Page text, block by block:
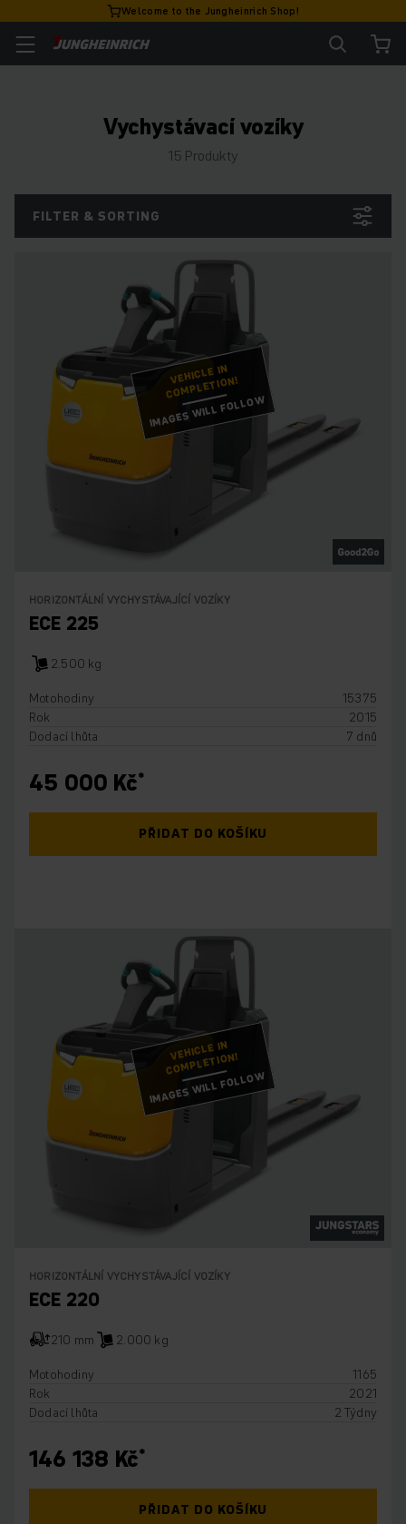
Welcome to the Jungheinrich Shop!
Vychystávací vozíky
15 Produkty
FILTER & SORTING
VEHICLE IN
COMPLETION!
IMAGES WILL FOLLOW
HORIZONTÁLNÍ VYCHYSTÁVAJÍCÍ VOZÍKY
ECE 225
2.500 kg
Motohodiny
15375
Rok
2015
Dodací lhůta
7 dnů
45 000 Kč
PŘIDAT DO KOŠÍKU
VEHICLE IN
COMPLETION!
IMAGES WILL FOLLOW
HORIZONTÁLNÍ VYCHYSTÁVAJÍCÍ VOZÍKY
ECE 220
210 mm
2.000 kg
Motohodiny
1165
Rok
2021
Dodací lhůta
2 Týdny
146 138 Kč
PŘIDAT DO KOŠÍKU